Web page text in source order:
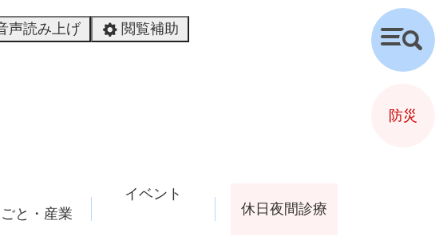
声読み上げ 閲覧補助
ごと・産業
イベント
休日夜間診療
検
索
防災